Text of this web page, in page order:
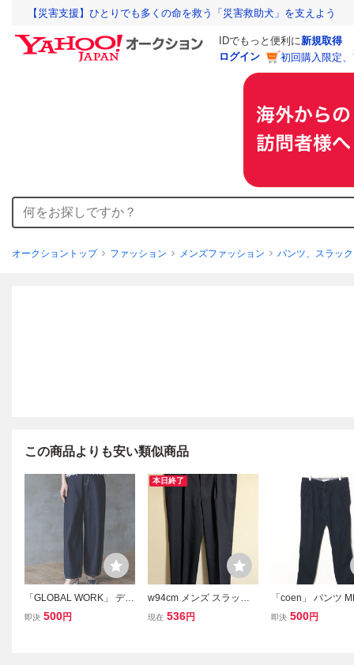
【災害支援】ひとりでも多くの命を救う「災害救助犬」を支えよう
IDでもっと便利に新規取得
ログイン
初回購入限定
オークショントップ ファッション メンズファッション パンツ、スラッ
この商品よりも安い類似商品
「GLOBAL WORK」 デニ
ムパンツ MEDIUM ネイビ
即決 500円
本日終了
w94cm メンズ スラック
ス タック ダークネイビー
現在 536円
「coen」 パンツ
M ネイビー メンズ
即決 500円